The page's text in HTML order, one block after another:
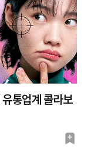
통업계 콜라보
북